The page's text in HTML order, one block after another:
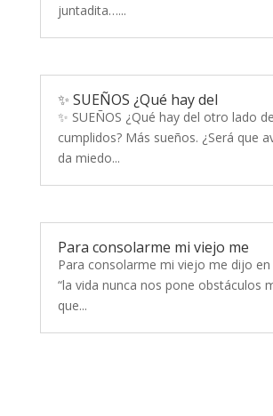
juntadita…...
✨ SUEÑOS ¿Qué hay del
✨ SUEÑOS ¿Qué hay del otro lado
cumplidos? Más sueños. ¿Será que
da miedo...
Para consolarme mi viejo me
Para consolarme mi viejo me dijo en
“la vida nunca nos pone obstáculos
que...